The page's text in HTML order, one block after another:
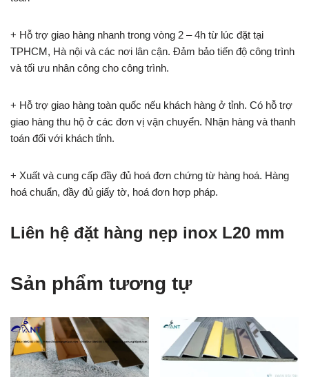
+ Hỗ trợ giao hàng nhanh trong vòng 2 – 4h từ lúc đặt tại
TPHCM, Hà nội và các nơi lân cận. Đảm bảo tiến độ công trình
và tối ưu nhân công cho công trình.
+ Hỗ trợ giao hàng toàn quốc nếu khách hàng ở tỉnh. Có hỗ trợ
giao hàng thu hộ ở các đơn vị vận chuyển. Nhận hàng và thanh
toán đối với khách tỉnh.
+ Xuất và cung cấp đầy đủ hoá đơn chứng từ hàng hoá. Hàng
hoá chuẩn, đầy đủ giấy tờ, hoá đơn hợp pháp.
Liên hệ đặt hàng nẹp inox L20 mm
Sản phẩm tương tự